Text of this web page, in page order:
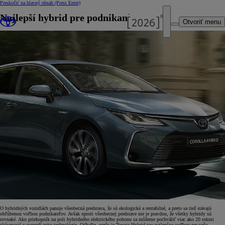
Preskočiť na hlavný obsah (Press Enter)
Otvoriť menu
Najlepší hybrid pre podnikanie
O hybridných vozidlách panuje všeobecná predstava, že sú ekologické a rentabilné, a preto sa tiež stávajú
obľúbenou voľbou podnikateľov. Avšak oproti všeobecnej predstave nie je pravdou, že všetky hybridy sú
rovnaké. Ako priekopník na poli hybridného elektrického pohonu sa môžeme pochváliť viac ako 20 rokmi